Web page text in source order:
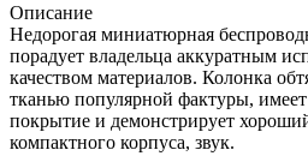
Описание
Недорогая миниатюрная
порадует владельца аккуратным
качеством материалов. Колонка
тканью популярной фактуры,
покрытие и демонстрирует
компактного корпуса, звук.